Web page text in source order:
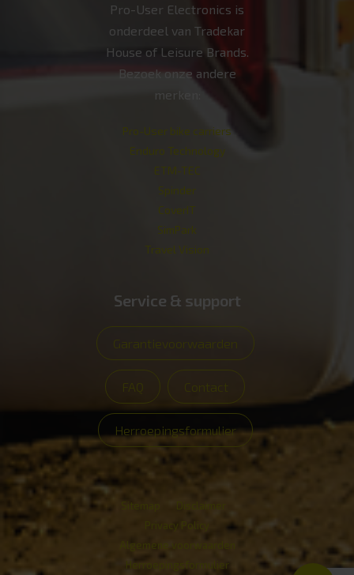
Pro-User Electronics is
onderdeel van Tradekar
House of Leisure Brands.
Bezoek onze andere
merken:
Pro-User bike carriers
Enduro Technology
ETM-TEC
Spinder
CoverIT
SimPark
Travel Vision
Service & support
Garantievoorwaarden
FAQ
Herroepingsformulier
Sitemap
Privacy Policy
Algemene voorwaarden
Herroepingsformulier